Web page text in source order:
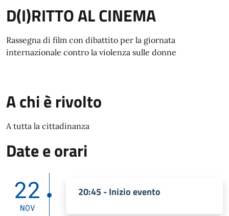
D(I)RITTO AL CINEMA
Rassegna di film con dibattito per la giornata
internazionale contro la violenza sulle donne
A chi è rivolto
A tutta la cittadinanza
Date e orari
22
NOV
20:45 - Inizio evento